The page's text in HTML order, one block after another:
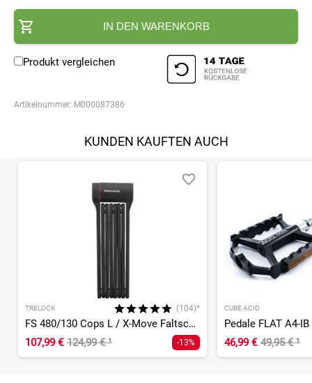
IN DEN WARENKORB
Produkt vergleichen
Artikelnummer: M000087386
KUNDEN KAUFTEN AUCH
TRELOCK (104)*
FS 480/130 Cops L / X-Move Faltschloss
107,99 € 124,99 €¹ -13%
CUBE ACID
Pedale FLAT A4-
46,99 € 49,95 €¹